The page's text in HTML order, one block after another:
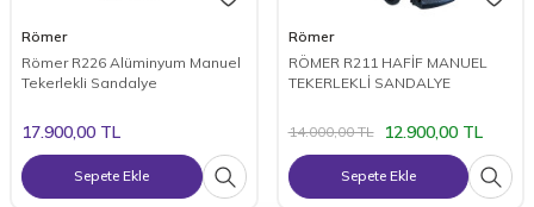
Römer
Römer R226 Alüminyum Manuel
Tekerlekli Sandalye
17.900,00 TL
Sepete Ekle
Römer
RÖMER R211 HAFİF MANUEL
TEKERLEKLİ SANDALYE
14.000,00TL 12.900,00TL
Sepete Ekle